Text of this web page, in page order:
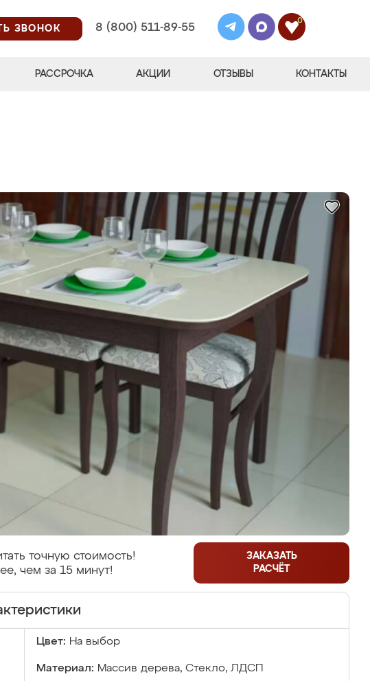
ЗВОНОК
8 (800) 511-89-55
0
РАССРОЧКА АКЦИИ ОТЗЫВЫ КОНТАКТЫ
точную стоимость!
чем за 15 минут!
ЗАКАЗАТЬ
РАСЧЁТ
Цвет: На выбор
Материал: Массив дерева, Стекло, ЛДСП